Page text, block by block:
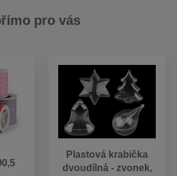
pro vás
Plastová krabička
dvoudílná - zvonek,